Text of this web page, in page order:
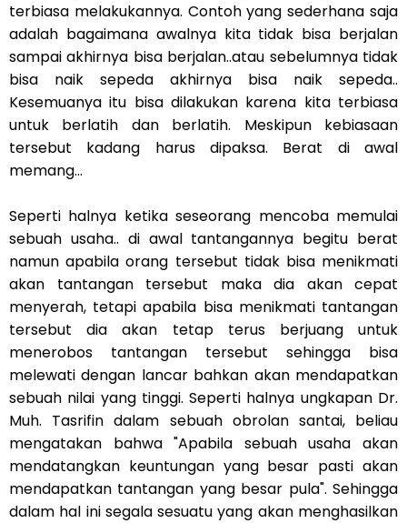
terbiasa melakukannya. Contoh yang sederhana saja
adalah bagaimana awalnya kita tidak bisa berjalan
sampai akhirnya bisa berjalan..atau sebelumnya tidak
bisa naik sepeda akhirnya bisa naik sepeda..
Kesemuanya itu bisa dilakukan karena kita terbiasa
untuk berlatih dan berlatih. Meskipun kebiasaan
tersebut kadang harus dipaksa. Berat di awal
memang...
Seperti halnya ketika seseorang mencoba memulai
sebuah usaha.. di awal tantangannya begitu berat
namun apabila orang tersebut tidak bisa menikmati
akan tantangan tersebut maka dia akan cepat
menyerah, tetapi apabila bisa menikmati tantangan
tersebut dia akan tetap terus berjuang untuk
menerobos tantangan tersebut sehingga bisa
melewati dengan lancar bahkan akan mendapatkan
sebuah nilai yang tinggi. Seperti halnya ungkapan Dr.
Muh. Tasrifin dalam sebuah obrolan santai, beliau
mengatakan bahwa "Apabila sebuah usaha akan
mendatangkan keuntungan yang besar pasti akan
mendapatkan tantangan yang besar pula". Sehingga
dalam hal ini segala sesuatu yang akan menghasilkan